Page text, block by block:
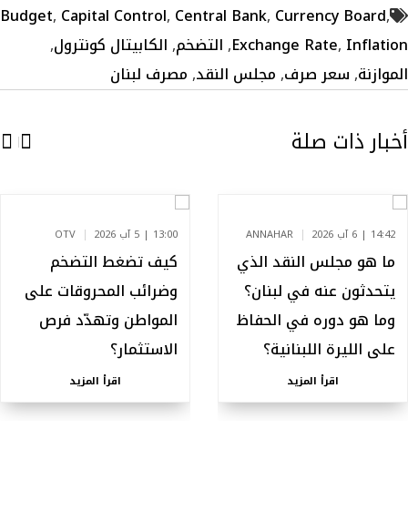
Budget, Capital Control, Central Bank, Currency Board,
Exchange Rate, Inflation
,التضخم,الكابيتال كونترول,
الموازنة,سعر صرف,مجلس النقد,مصرف لبنان
أخبار ذات صلة
14:42 | 6 آب 2026 ANNAHAR
ما هو مجلس النقد الذي
يتحدثون عنه في لبنان؟
وما هو دوره في الحفاظ
على الليرة اللبنانية؟
اقرأ المزيد
13:00 | 5 آب 2026 OTV
كيف تضغط التضخم
وضرائب المحروقات على
المواطن وتهدّد فرص
الاستثمار؟
اقرأ المزيد